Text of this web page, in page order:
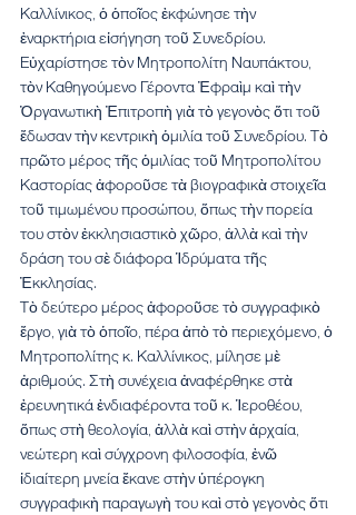
Καλλίνικος, ὁ ὁποῖος ἐκφώνησε τὴν
ἐναρκτήρια εἰσήγηση τοῦ Συνεδρίου.
Εὐχαρίστησε τὸν Μητροπολίτη Ναυπάκτου,
τὸν Καθηγούμενο Γέροντα Ἐφραὶμ καὶ τὴν
Ὀργανωτικὴ Ἐπιτροπὴ γιὰ τὸ γεγονὸς ὅτι τοῦ
ἔδωσαν τὴν κεντρικὴ ὁμιλία τοῦ Συνεδρίου. Τὸ
πρῶτο μέρος τῆς ὁμιλίας τοῦ Μητροπολίτου
Καστορίας ἀφοροῦσε τὰ βιογραφικὰ στοιχεῖα
τοῦ τιμωμένου προσώπου, ὅπως τὴν πορεία
του στὸν ἐκκλησιαστικὸ χῶρο, ἀλλὰ καὶ τὴν
δράση του σὲ διάφορα Ἱδρύματα τῆς
Ἐκκλησίας.
Τὸ δεύτερο μέρος ἀφοροῦσε τὸ συγγραφικὸ
ἔργο, γιὰ τὸ ὁποῖο, πέρα ἀπὸ τὸ περιεχόμενο, ὁ
Μητροπολίτης κ. Καλλίνικος, μίλησε μὲ
ἀριθμούς. Στὴ συνέχεια ἀναφέρθηκε στὰ
ἐρευνητικά ἐνδιαφέροντα τοῦ κ. Ἱεροθέου,
ὅπως στὴ θεολογία, ἀλλὰ καὶ στὴν ἀρχαία,
νεώτερη καὶ σύγχρονη φιλοσοφία, ἐνῶ
ἰδιαίτερη μνεία ἔκανε στὴν ὑπέρογκη
συγγραφικὴ παραγωγὴ του καὶ στὸ γεγονὸς ὅτι